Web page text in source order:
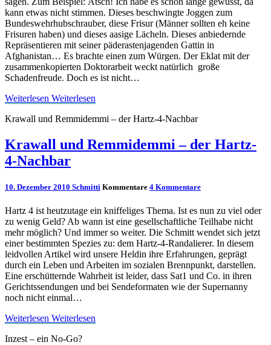
kann etwas nicht stimmen. Dieses beschwingte Joggen zum
Bundeswehrhubschrauber, diese Frisur (Männer sollten eh keine
Frisuren haben) und dieses aasige Lächeln. Dieses anbiedernde
Repräsentieren mit seiner päderastenjagenden Gattin in
Afghanistan… Es brachte einen zum Würgen. Der Eklat mit der
zusammenkopierten Doktorarbeit weckt natürlich große
Schadenfreude. Doch es ist nicht…
Weiterlesen Weiterlesen
Krawall und Remmidemmi – der Hartz-4-Nachbar
Krawall und Remmidemmi – der Hartz-
4-Nachbar
10. Dezember 2010 Schmitti Kommentare 4 Kommentare
Hartz 4 ist heutzutage ein kniffeliges Thema. Ist es nun zu viel oder
zu wenig Geld? Ab wann ist eine gesellschaftliche Teilhabe nicht
mehr möglich? Und immer so weiter. Die Schmitt wendet sich jetzt
einer bestimmten Spezies zu: dem Hartz-4-Randalierer. In diesem
leidvollen Artikel wird unsere Heldin ihre Erfahrungen, geprägt
durch ein Leben und Arbeiten im sozialen Brennpunkt, darstellen.
Eine erschütternde Wahrheit ist leider, dass Sat1 und Co. in ihren
Gerichtssendungen und bei Sendeformaten wie der Supernanny
noch nicht einmal…
Weiterlesen Weiterlesen
Inzest – ein No-Go?